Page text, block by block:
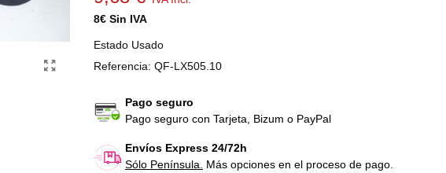
8€ Sin IVA
Estado Usado
Referencia: QF-LX505.10
Pago seguro
Pago seguro con Tarjeta, Bizum o PayPal
Envíos Express 24/72h
Sólo Península.
Más opciones en el proceso de pago.